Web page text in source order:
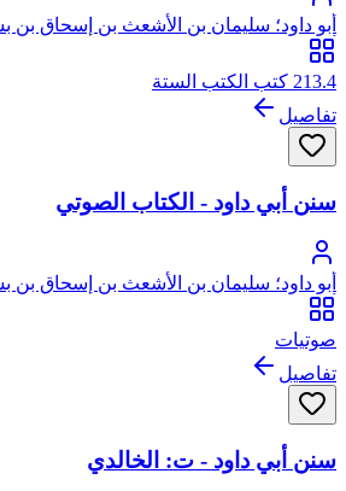
أبو داود؛ سليمان بن الأشعث بن إسحاق بن
أبو داود
213.4 كتب الكتب الستة
تفاصيل
سنن أبي داود - الكتاب الصوتي
أبو داود؛ سليمان بن الأشعث بن إسحاق بن
أبو داود
صوتيات
تفاصيل
سنن أبي داود - ت: الخالدي